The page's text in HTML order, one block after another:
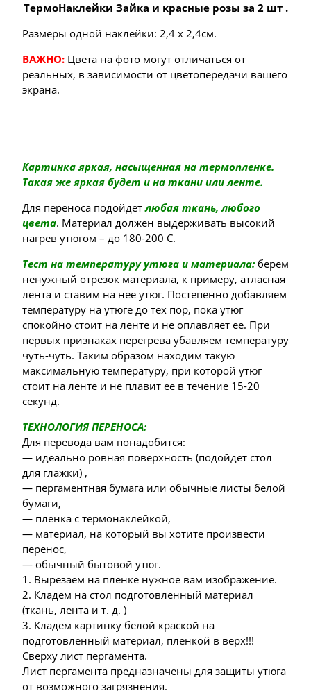
ТермоНаклейки Зайка и красные розы за 2 шт .
Размеры одной наклейки: 2,4 х 2,4см.
ВАЖНО: Цвета на фото могут отличаться от
реальных, в зависимости от цветопередачи вашего
экрана.
Картинка яркая, насыщенная на термопленке.
Такая же яркая будет и на ткани или ленте.
Для переноса подойдетлюбая ткань, любого
цвета. Материал должен выдерживать высокий
нагрев утюгом – до 180-200 С.
Тест на температуру утюга и материала: берем
ненужный отрезок материала, к примеру, атласная
лента и ставим на нее утюг. Постепенно добавляем
температуру на утюге до тех пор, пока утюг
спокойно стоит на ленте и не оплавляет ее. При
первых признаках перегрева убавляем температуру
чуть-чуть. Таким образом находим такую
максимальную температуру, при которой утюг
стоит на ленте и не плавит ее в течение 15-20
секунд.
ТЕХНОЛОГИЯ ПЕРЕНОСА:
Для перевода вам понадобится:
— идеально ровная поверхность (подойдет стол
для глажки) ,
— пергаментная бумага или обычные листы белой
бумаги,
— пленка с термонаклейкой,
— материал, на который вы хотите произвести
перенос,
— обычный бытовой утюг.
1. Вырезаем на пленке нужное вам изображение.
2. Кладем на стол подготовленный материал
(ткань, лента и т. д. )
3. Кладем картинку белой краской на
подготовленный материал, пленкой в верх!!!
Сверху лист пергамента.
Лист пергамента предназначены для защиты утюга
от возможного загрязнения.